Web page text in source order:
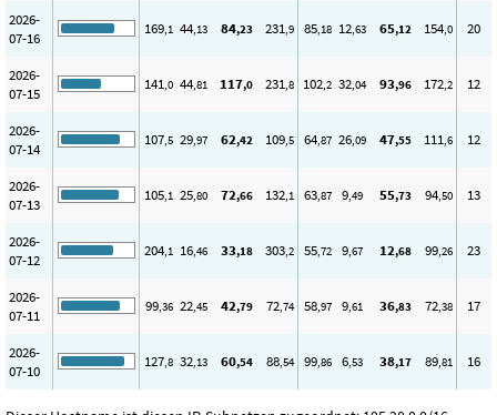
2026-
07-16
169,1 44,13 84,23 231,9 85,18 12,63 65,12 154,0 20
2026-
07-15
141,0 44,81 117,0 231,8 102,2 32,04 93,96 172,2 12
2026-
07-14
107,5 29,97 62,42 109,5 64,87 26,09 47,55 111,6 12
2026-
07-13
105,1 25,80 72,66 132,1 63,87 9,49 55,73 94,50 13
2026-
07-12
204,1 16,46 33,18 303,2 55,72 9,67 12,68 99,26 23
2026-
07-11
99,36 22,45 42,79 72,74 58,97 9,61 36,83 72,38 17
2026-
07-10
127,8 32,13 60,54 88,54 99,86 6,53 38,17 89,81 16